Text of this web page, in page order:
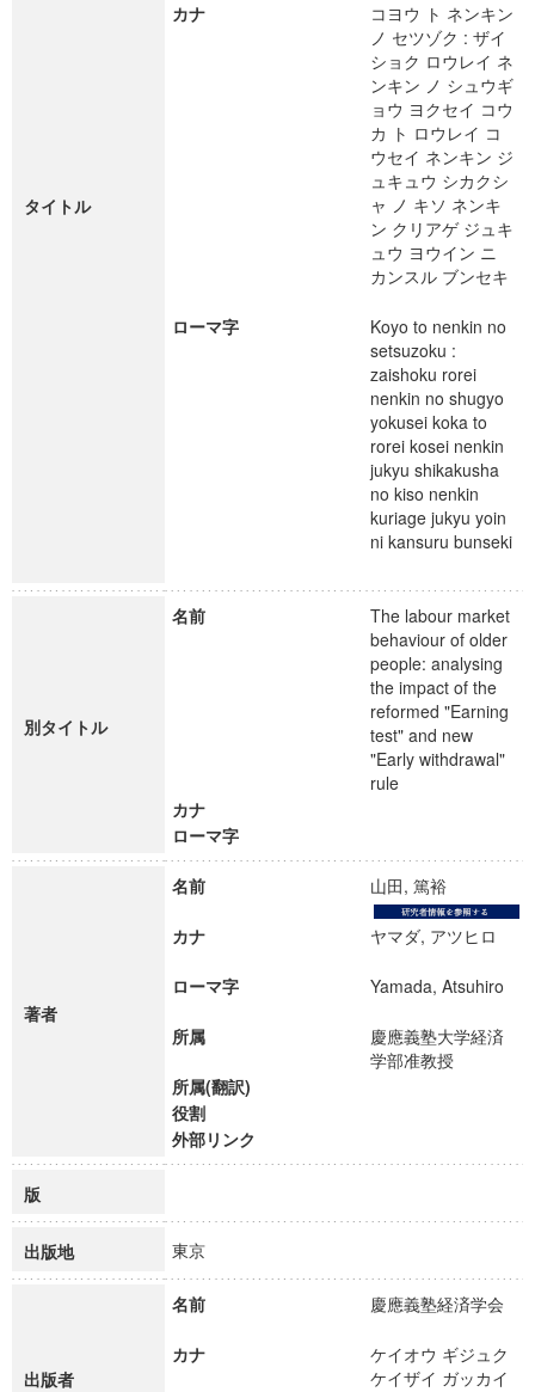
タイトル
カナ
コヨウ ト ネンキン
ノ セツゾク : ザイ
ショク ロウレイ ネ
ンキン ノ シュウギ
ョウ ヨクセイ コウ
カ ト ロウレイ コ
ウセイ ネンキン ジ
ュキュウ シカクシ
ャ ノ キソ ネンキ
ン クリアゲ ジュキ
ュウ ヨウイン ニ
カンスル ブンセキ
ローマ字
Koyo to nenkin no
setsuzoku :
zaishoku rorei
nenkin no shugyo
yokusei koka to
rorei kosei nenkin
jukyu shikakusha
no kiso nenkin
kuriage jukyu yoin
ni kansuru bunseki
別タイトル
名前
The labour market
behaviour of older
people: analysing
the impact of the
reformed "Earning
test" and new
"Early withdrawal"
rule
カナ
ローマ字
著者
名前 山田, 篤裕
カナ ヤマダ, アツヒロ
ローマ字 Yamada, Atsuhiro
所属
慶應義塾大学経済
学部准教授
所属(翻訳)
役割
外部リンク
版
出版地 東京
出版者
名前 慶應義塾経済学会
カナ
ケイオウ ギジュク
ケイザイ ガッカイ